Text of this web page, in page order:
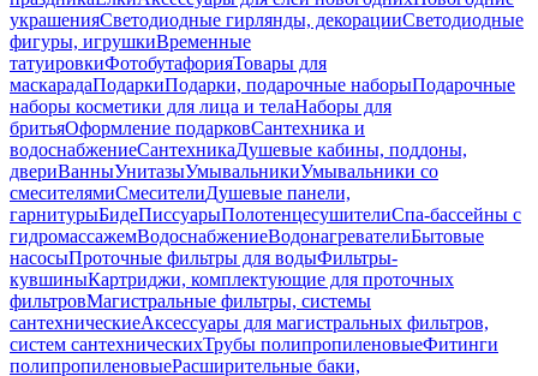
украшенияСветодиодные гирлянды, декорацииСветодиодные
фигуры, игрушкиВременные
татуировкиФотобутафорияТовары для
маскарадаПодаркиПодарки, подарочные наборыПодарочные
наборы косметики для лица и телаНаборы для
бритьяОформление подарковСантехника и
водоснабжениеСантехникаДушевые кабины, поддоны,
двериВанныУнитазыУмывальникиУмывальники со
смесителямиСмесителиДушевые панели,
гарнитурыБидеПиссуарыПолотенцесушителиСпа-бассейны с
гидромассажемВодоснабжениеВодонагревателиБытовые
насосыПроточные фильтры для водыФильтры-
кувшиныКартриджи, комплектующие для проточных
фильтровМагистральные фильтры, системы
сантехническиеАксессуары для магистральных фильтров,
систем сантехническихТрубы полипропиленовыеФитинги
полипропиленовыеРасширительные баки,